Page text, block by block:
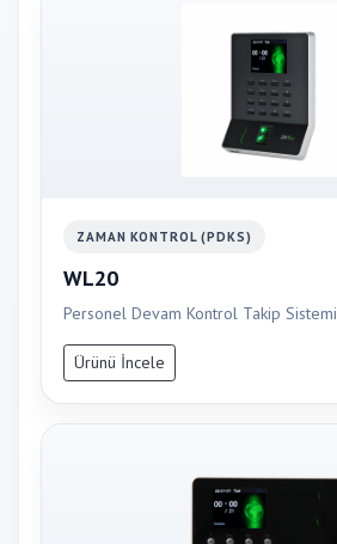
ZAMAN KONTROL (PDKS)
WL20
Personel Devam Kontrol Takip Sistemi
Ürünü İncele